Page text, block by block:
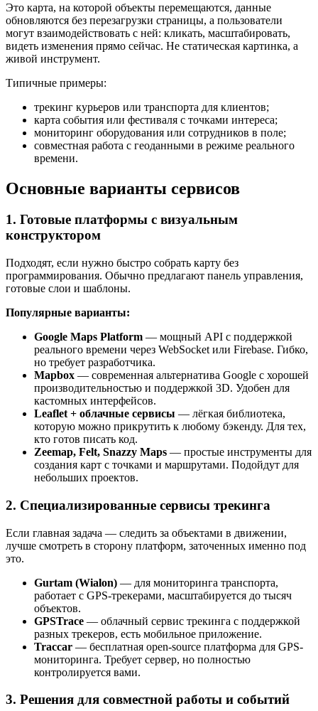
Это карта, на которой объекты перемещаются, данные
обновляются без перезагрузки страницы, а пользователи
могут взаимодействовать с ней: кликать, масштабировать,
видеть изменения прямо сейчас. Не статическая картинка, а
живой инструмент.
Типичные примеры:
трекинг курьеров или транспорта для клиентов;
карта события или фестиваля с точками интереса;
мониторинг оборудования или сотрудников в поле;
совместная работа с геоданными в режиме реального
времени.
Основные варианты сервисов
1. Готовые платформы с визуальным
конструктором
Подходят, если нужно быстро собрать карту без
программирования. Обычно предлагают панель управления,
готовые слои и шаблоны.
Популярные варианты:
Google Maps Platform — мощный API с поддержкой
реального времени через WebSocket или Firebase. Гибко,
но требует разработчика.
Mapbox — современная альтернатива Google с хорошей
производительностью и поддержкой 3D. Удобен для
кастомных интерфейсов.
Leaflet + облачные сервисы — лёгкая библиотека,
которую можно прикрутить к любому бэкенду. Для тех,
кто готов писать код.
Zeemap, Felt, Snazzy Maps — простые инструменты для
создания карт с точками и маршрутами. Подойдут для
небольших проектов.
2. Специализированные сервисы трекинга
Если главная задача — следить за объектами в движении,
лучше смотреть в сторону платформ, заточенных именно под
это.
Gurtam (Wialon) — для мониторинга транспорта,
работает с GPS-трекерами, масштабируется до тысяч
объектов.
GPSTrace — облачный сервис трекинга с поддержкой
разных трекеров, есть мобильное приложение.
Traccar — бесплатная open-source платформа для GPS-
мониторинга. Требует сервер, но полностью
контролируется вами.
3. Решения для совместной работы и событий